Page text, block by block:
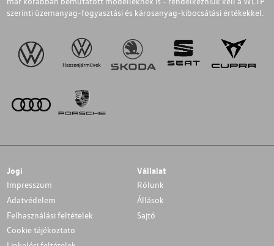
szerinti üzemanyag-fogyasztási és károsanyag-kibocsátási értékekkel.
Jogi
Impresszum
Adatvédelem
Felhasználási feltételek
Cookie tájékoztato
Vállalat
Rólunk
Állások
Sajtó